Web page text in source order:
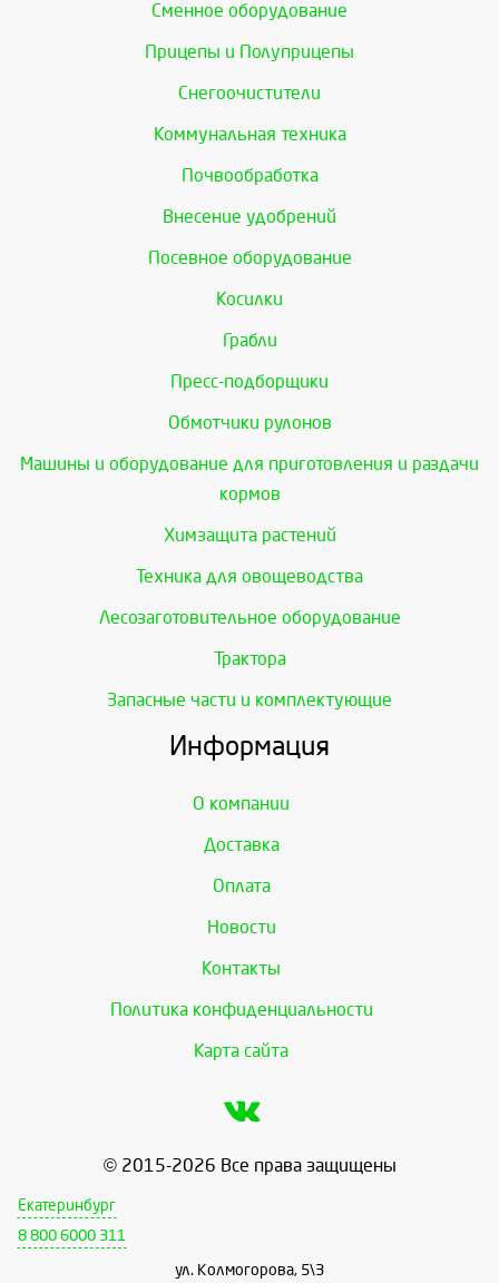
Сменное оборудование
Прицепы и Полуприцепы
Снегоочистители
Коммунальная техника
Почвообработка
Внесение удобрений
Посевное оборудование
Косилки
Грабли
Пресс-подборщики
Обмотчики рулонов
Машины и оборудование для приготовления и раздачи
кормов
Химзащита растений
Техника для овощеводства
Лесозаготовительное оборудование
Трактора
Запасные части и комплектующие
Информация
О компании
Доставка
Оплата
Новости
Контакты
Политика конфиденциальности
Карта сайта
© 2015-2026 Все права защищены
Екатеринбург
8 800 6000 311
ул. Колмогорова, 5\3